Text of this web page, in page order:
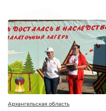
Архангельская область